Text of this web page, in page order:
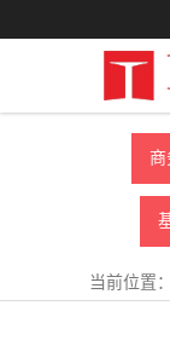
商
当前位置：